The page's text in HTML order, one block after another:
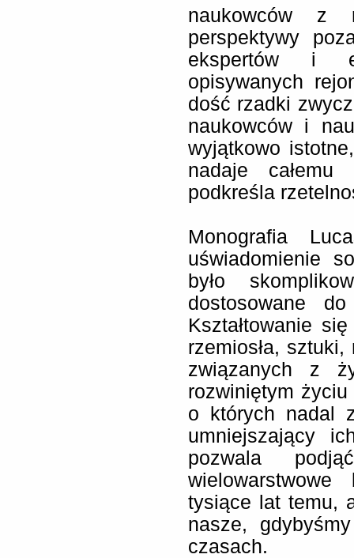
naukowców z
perspektywy
ekspertów i
opisywanych
dość rzadki
naukowców i
wyjątkowo
nadaje całemu
podkreśla
Monografia
uświadomienie
było
dostosowane
Kształtowanie
rzemiosła,
związanych z
rozwiniętym życiu
o których nadal
umniejszający
pozwala
tysiące lat temu,
nasze,
czasach.